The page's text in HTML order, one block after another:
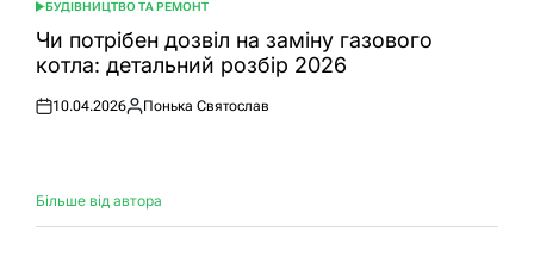
ОПУБЛІКУВАТИ
У
БУДІВНИЦТВО ТА РЕМОНТ
Чи потрібен дозвіл на заміну газового
котла: детальний розбір 2026
Оприлюднено
10.04.2026
Опубліковано
Понька Святослав
Більше від автора